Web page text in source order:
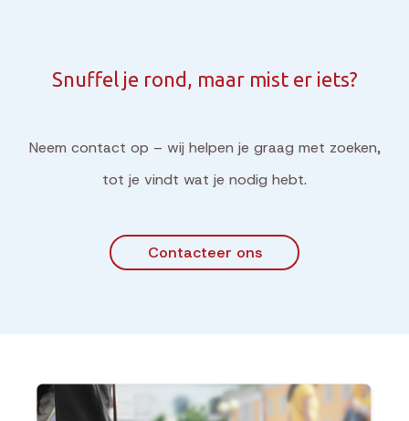
Snuffel je rond, maar mist er iets?
Neem contact op – wij helpen je graag met zoeken,
tot je vindt wat je nodig hebt.
Contacteer ons